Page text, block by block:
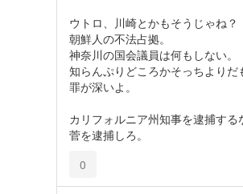
ウトロ、川崎とかもそうじゃね？
朝鮮人の不法占拠。
神奈川の国会議員は何もしない。
知らんぷりどころかそっちよりだ
罪が深いよ。
カリフォルニア州知事を逮捕する
菅を逮捕しろ。
0